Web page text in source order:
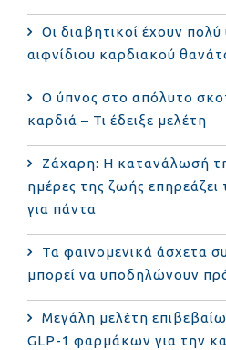
Οι διαβητικοί έχουν
αιφνίδιου καρδιακού
Ο ύπνος στο απόλυτο
καρδιά – Τι έδειξε μελέτη
Ζάχαρη: Η κατανάλωσή
ημέρες της ζωής επηρεάζει
για πάντα
Τα φαινομενικά άσχετα
μπορεί να υποδηλώνουν
Μεγάλη μελέτη
GLP-1 φαρμάκων για την